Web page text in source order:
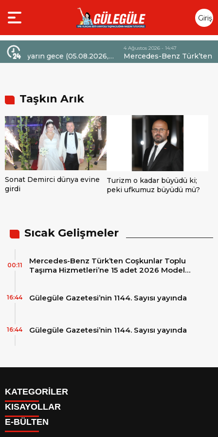
Giriş
Yap
(05.08.2026,
indirim
Mercedes-Benz Türk’ten Kamyon Servis
Sözleşmelerinde 36 Aya Varan Taksit
Taşkın Arık
Sonat Demirci dünya evine
girdi
Turizm o kadar büyüdü ki;
peki ufkumuz büyüdü mü?
Sıcak Gelişmeler
Mercedes-Benz Türk’ten Coşkunlar Toplu
Taşıma Hizmetleri’ne 15 adet 2026 Model
00:11
Gülegüle Gazetesi’nin 1144. Sayısı yayında
16:44
Gülegüle Gazetesi’nin 1144. Sayısı yayında
16:44
KATEGORİLER
Reklam
Firma Rehberi
İletişim
KISAYOLLAR
Facebook
E-BÜLTEN